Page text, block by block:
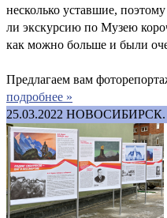
несколько уставшие,
ли экскурсию по Музею
как можно больше и были
Предлагаем вам
подробнее »
25.03.2022